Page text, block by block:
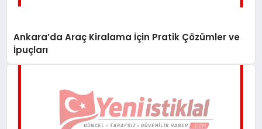
Ankara’da Araç Kiralama İçin Pratik Çözümler ve
İpuçları